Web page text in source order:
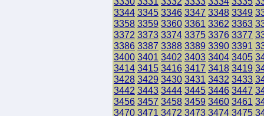
3344 3345 3346 3347 3348 3349
3358 3359 3360 3361 3362 3363
3372 3373 3374 3375 3376 3377
3386 3387 3388 3389 3390 3391
3400 3401 3402 3403 3404 3405
3414 3415 3416 3417 3418 3419
3428 3429 3430 3431 3432 3433
3442 3443 3444 3445 3446 3447
3456 3457 3458 3459 3460 3461
3470 3471 3472 3473 3474 3475